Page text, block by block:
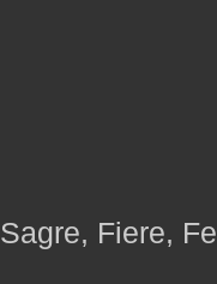
Sagre, Fiere,